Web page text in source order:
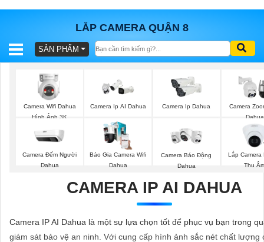
LẮP CAMERA QUẬN 8
BÁO
SẢN
TƯ
VẤN
SẢN PHẨM
Camera Wifi Dahua
Hình Ảnh 3K
Camera Ip AI Dahua Camera Ip Dahua
Camera
Dahua
Camera Đếm Người
Dahua
Báo Gia Camera Wifi
Dahua
Camera Báo Động
Dahua
Lắp Camera
Thu
CAMERA IP AI DAHUA
Camera IP AI Dahua là một sự lựa chọn tốt để phục vụ bạn trong
giám sát bảo vệ an ninh. Với cung cấp hình ảnh sắc nét chất lượng